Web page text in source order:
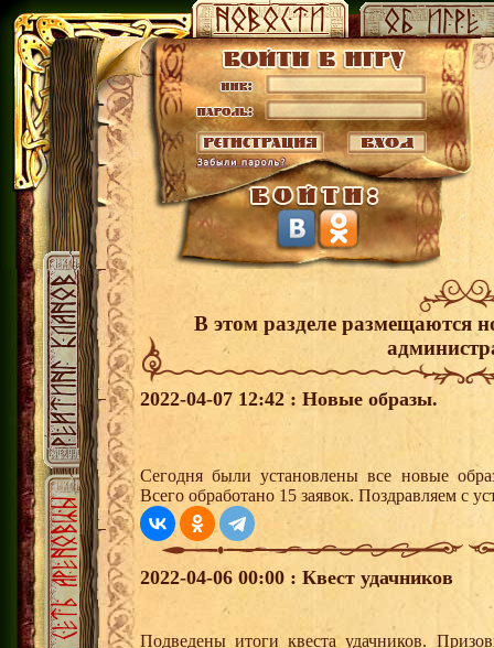
В этом разделе размещаются
2022-04-07 12:42 : Новые образы.
Сегодня были установлены все новые
Всего обработано 15 заявок. Поздравляем с
2022-04-06 00:00 : Квест удачников
Подведены итоги квеста удачников.